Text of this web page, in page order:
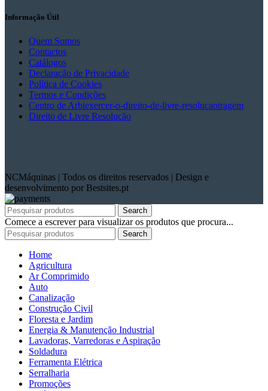
Informação Útil
Quem Somos
Contactos
Catálogos
Declaração de Privacidade
Política de Cookies
Termos e Condições
Centro de Arbiexercer-o-direito-de-livre-resolucaotragem
Direito de Livre Resolução
NCMáquinas | Todos os direitos reservados | Design e
desenvolvimento por Bestsites.pt
Search
Comece a escrever para visualizar os produtos que procura...
Search
Home
Agricultura
Ar Comprimido
Auto
Canalização
Construção Civil
Floresta e Jardim
Energia & Manutenção Industrial
Lavadoras, Varredoras e Aspiração
Soldadura
Ferramenta Elétrica
Serralharia
Promoções